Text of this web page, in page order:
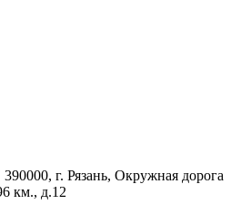
г. Рязань, Окружная дорога
км., д.12